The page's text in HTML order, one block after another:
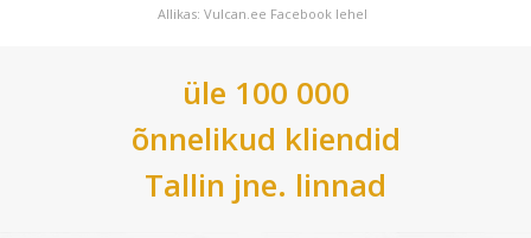
Allikas: Vulcan.ee Facebook lehel
üle 100 000
õnnelikud kliendid
Tallin jne. linnad